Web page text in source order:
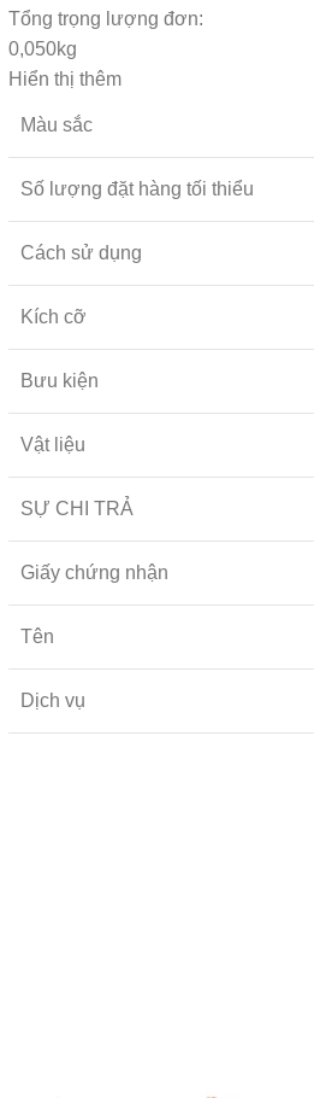
Tổng trọng lượng đơn:
0,050kg
Hiển thị thêm
Màu sắc
Số lượng đặt hàng tối thiểu
Cách sử dụng
Kích cỡ
Bưu kiện
Vật liệu
SỰ CHI TRẢ
Giấy chứng nhận
Tên
Dịch vụ